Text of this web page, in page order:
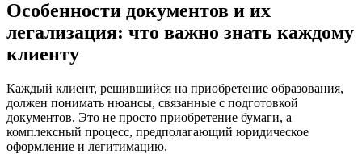
Особенности документов и их
легализация: что важно знать каждому
клиенту
Каждый клиент, решившийся на приобретение образования,
должен понимать нюансы, связанные с подготовкой
документов. Это не просто приобретение бумаги, а
комплексный процесс, предполагающий юридическое
оформление и легитимацию.